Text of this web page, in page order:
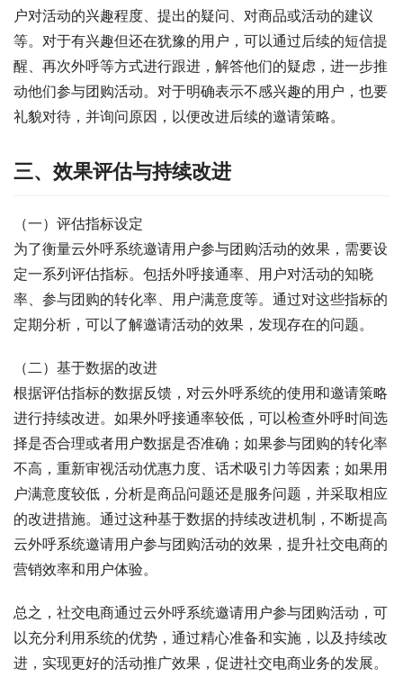
户对活动的兴趣程度、提出的疑问、对商品或活动的建议
等。对于有兴趣但还在犹豫的用户，可以通过后续的短信提
醒、再次外呼等方式进行跟进，解答他们的疑虑，进一步推
动他们参与团购活动。对于明确表示不感兴趣的用户，也要
礼貌对待，并询问原因，以便改进后续的邀请策略。
三、效果评估与持续改进
（一）评估指标设定
为了衡量云外呼系统邀请用户参与团购活动的效果，需要设
定一系列评估指标。包括外呼接通率、用户对活动的知晓
率、参与团购的转化率、用户满意度等。通过对这些指标的
定期分析，可以了解邀请活动的效果，发现存在的问题。
（二）基于数据的改进
根据评估指标的数据反馈，对云外呼系统的使用和邀请策略
进行持续改进。如果外呼接通率较低，可以检查外呼时间选
择是否合理或者用户数据是否准确；如果参与团购的转化率
不高，重新审视活动优惠力度、话术吸引力等因素；如果用
户满意度较低，分析是商品问题还是服务问题，并采取相应
的改进措施。通过这种基于数据的持续改进机制，不断提高
云外呼系统邀请用户参与团购活动的效果，提升社交电商的
营销效率和用户体验。
总之，社交电商通过云外呼系统邀请用户参与团购活动，可
以充分利用系统的优势，通过精心准备和实施，以及持续改
进，实现更好的活动推广效果，促进社交电商业务的发展。